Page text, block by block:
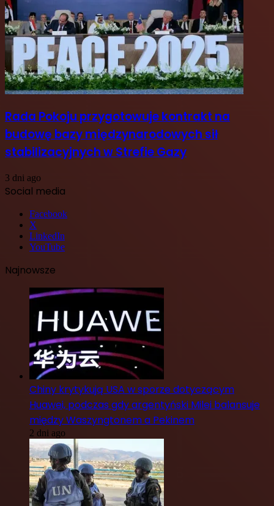
Rada Pokoju przygotowuje kontrakt na
budowę bazy międzynarodowych sił
stabilizacyjnych w Strefie Gazy
3 dni ago
Social media
Facebook
X
LinkedIn
YouTube
Najnowsze
Chiny krytykują USA w sporze dotyczącym
Huawei, podczas gdy argentyński Milei balansuje
między Waszyngtonem a Pekinem
2 dni ago